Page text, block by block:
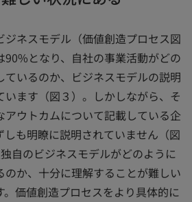
ネスモデル（価値創造プロセス図
90%となり、自社の事業活動がどの
ているのか、ビジネスモデルの説明
います（図３）。しかしながら、そ
アウトカムについて記載している企
しも明瞭に説明されていません（図
自のビジネスモデルがどのように
か、十分に理解することが難しい
価値創造プロセスをより具体的に